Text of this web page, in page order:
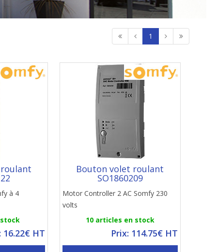
1
à 4
16.22€ HT
Bouton volet roulant
SO1860209
Motor Controller 2 AC Somfy 230
volts
10 articles en stock
Prix: 114.75€ HT